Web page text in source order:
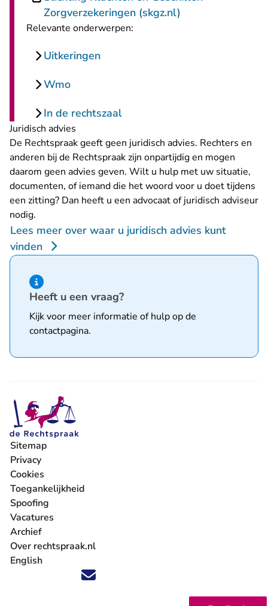
Zorgverzekeringen (skgz.nl)
Relevante onderwerpen:
Uitkeringen
Wmo
In de rechtszaal
Juridisch advies
De Rechtspraak geeft geen juridisch advies. Rechters en
anderen bij de Rechtspraak zijn onpartijdig en mogen
daarom geen advies geven. Wilt u hulp met uw situatie,
documenten, of iemand die het woord voor u doet tijdens
een zitting? Dan heeft u een advocaat of juridisch adviseur
nodig.
Lees meer over waar u juridisch advies kunt
vinden
Hint van type informatie
Heeft u een vraag?
Kijk voor meer informatie of hulp op de
contactpagina.
Volg ons op X (Twitter) - U verlaat Rechtspraak.nl
Volg ons op Facebook - U verlaat Rechtspraak.nl
Volg ons op Instagram - U verlaat Rechtspraak.nl
Volg ons op Youtube - U verlaat Rechtspraak.nl
Volg ons op LinkedIn - U verlaat
'Blijf op de hoogte' nieuwsbrief - U verlaat
Sitemap
Privacy
Cookies
Toegankelijkheid
Spoofing
Vacatures
- U verlaat Rechtspraak.nl
Archief
Over rechtspraak.nl
English